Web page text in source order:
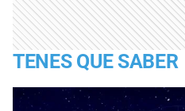
TENES QUE SABER